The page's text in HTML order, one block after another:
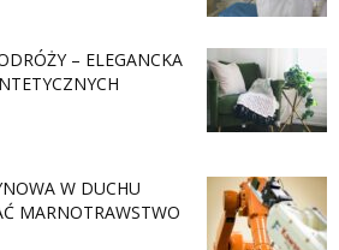
– ELEGANCKA
W DUCHU
MARNOTRAWSTWO